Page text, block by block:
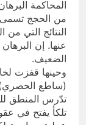
المحاكمة
من الحجج
النتائج التي
عنها. إن
الضعيف.
وحينها قفزت
(ساطع
تدّرس المنطق
تلكأ يفتح في